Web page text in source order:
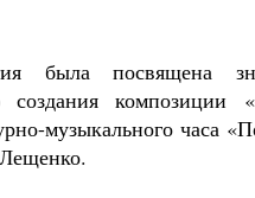
была посвящена
создания
музыкального часа